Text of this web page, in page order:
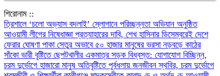
শিরোনাম ::
‎ত্রিশালে ‘চলো অভ্যাস বদলাই’ স্লোগানে পরিচ্ছন্নতা অভিযান অনুষ্ঠিত
আওয়ামী লীগের নিষেধাজ্ঞা প্রত্যাহারের দাবি, শেখ হাসিনার ডিসেম্বরেই দেশে
ফেরার ঘোষণা পাকা সেতুর অভাবে ৫০ হাজার মানুষের ভরসা নড়বড়ে কাঠের
সাঁকো ভারী বৃষ্টিতে ছেপটখালীর একমাত্র সড়ক বিধ্বস্ত: যোগাযোগ বিচ্ছিন্ন,
চরম দুর্ভোগে হাজারো মানুষ অতিবৃষ্টিতে পূর্বধলায় জনজীবন স্থবির, চরম দুর্ভোগে